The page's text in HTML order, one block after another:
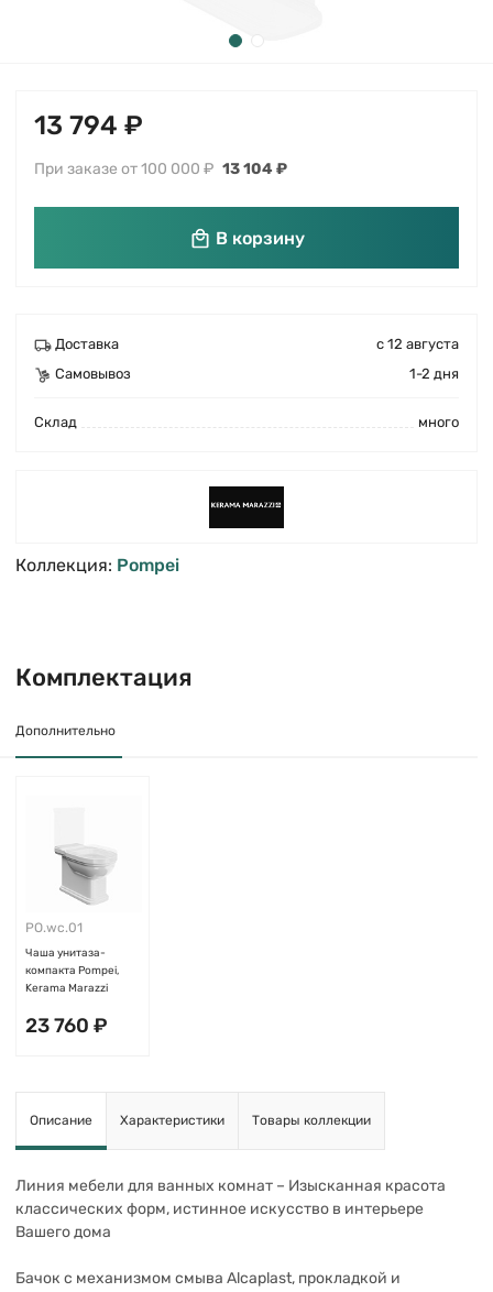
13 794 ₽
При заказе от 100 000 ₽ 13 104 ₽
В корзину
Доставка
с 12 августа
Самовывоз
1-2 дня
Cклад много
Коллекция: Pompei
Комплектация
Дополнительно
PO.wc.01
Чаша унитаза-
компакта Pompei,
Kerama Marazzi
23 760 ₽
Описание Характеристики Товары коллекции
Линия мебели для ванных комнат – Изысканная красота
классических форм, истинное искусство в интерьере
Вашего дома
Бачок с механизмом смыва Alcaplast, прокладкой и